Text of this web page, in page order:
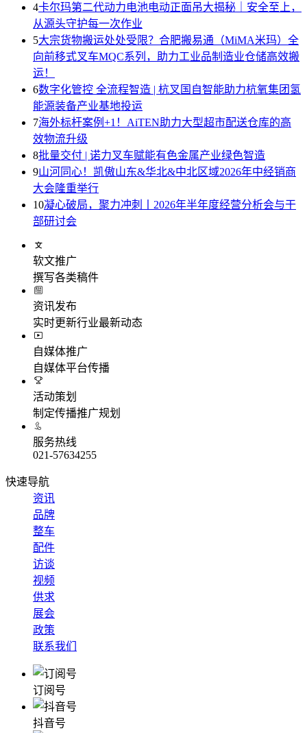
4卡尔玛第二代动力电池电动正面吊大揭秘｜安全至上，
从源头守护每一次作业
5大宗货物搬运处处受限？合肥搬易通（MiMA米玛）全
向前移式叉车MQC系列，助力工业品制造业仓储高效搬
运！
6数字化管控 全流程智造 | 杭叉国自智能助力杭氧集团氢
能源装备产业基地投运
7海外标杆案例+1！AiTEN助力大型超市配送仓库的高
效物流升级
8批量交付 | 诺力叉车赋能有色金属产业绿色智造
9山河同心！凯傲山东&华北&中北区域2026年中经销商
大会隆重举行
10凝心破局，聚力冲刺丨2026年半年度经营分析会与干
部研讨会
软文推广
撰写各类稿件
资讯发布
实时更新行业最新动态
自媒体推广
自媒体平台传播
活动策划
制定传播推广规划
服务热线
021-57634255
快速导航
资讯
品牌
整车
配件
访谈
视频
供求
展会
政策
联系我们
订阅号
抖音号